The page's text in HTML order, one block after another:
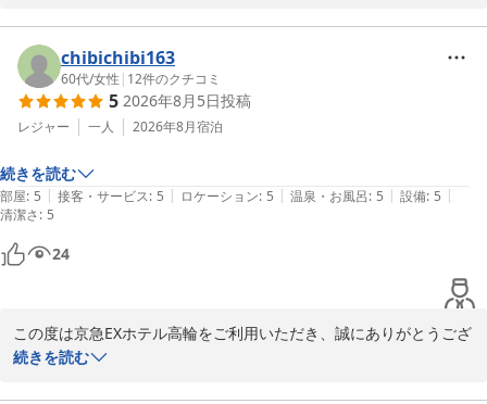
お部屋着や雪肌精のアメニティ、ランドリー設備、客室からの夜
景、そして品川駅からのアクセスなど、多くの点にご満足いただけ
たとのこと、大変嬉しく拝読いたしました。
また、「コストパフォーマンスが良く、リピートしたい」とのお言
葉も頂戴し、スタッフ一同の励みとなります。
一方で、「また絶対に泊まりたいと思える感動体験」というお客様
ならではの評価基準についても、貴重なお考えをお聞かせいただき
ありがとうございます。
いただいたお言葉を真摯に受け止め、快適なご滞在に加え、心に残
るおもてなしをご提供できるよう、サービスの向上に努めてまいり
また品川へお越しの際は、ぜひ当ホテルをご利用くださいませ。ス
タッフ一同、心よりお待ち申し上げております。
chibichibi163
60代/女性 | 12件のクチコミ
5 2026年8月5日投稿
レジャー 一人 2026年8月宿泊
続きを読む
部屋: 5 | 接客・サービス: 5 | ロケーション: 5 | 温泉・お風呂: 5 | 設備: 5 |
清潔さ: 5
24
この度は京急EXホテル高輪をご利用いただき、誠にありがとうござ
います。
続きを読む